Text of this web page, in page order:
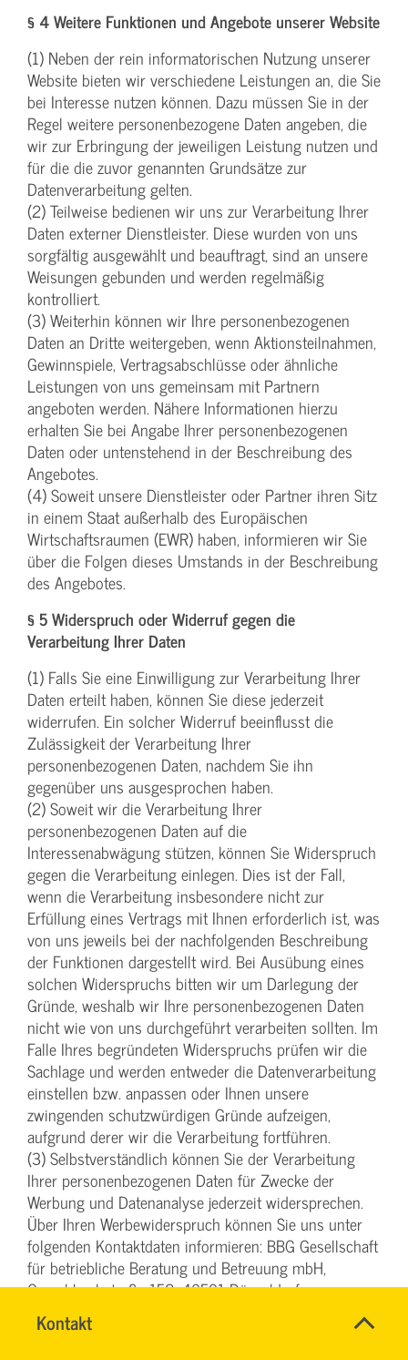
Kontakt
Name*
§ 4 Weitere Funktionen und Angebote unserer Website
(1) Neben der rein informatorischen Nutzung unserer
Website bieten wir verschiedene Leistungen an, die Sie
bei Interesse nutzen können. Dazu müssen Sie in der
Regel weitere personenbezogene Daten angeben, die
wir zur Erbringung der jeweiligen Leistung nutzen und
für die die zuvor genannten Grundsätze zur
Datenverarbeitung gelten.
(2) Teilweise bedienen wir uns zur Verarbeitung Ihrer
Daten externer Dienstleister. Diese wurden von uns
sorgfältig ausgewählt und beauftragt, sind an unsere
Weisungen gebunden und werden regelmäßig
kontrolliert.
(3) Weiterhin können wir Ihre personenbezogenen
Daten an Dritte weitergeben, wenn Aktionsteilnahmen,
Gewinnspiele, Vertragsabschlüsse oder ähnliche
Leistungen von uns gemeinsam mit Partnern
angeboten werden. Nähere Informationen hierzu
erhalten Sie bei Angabe Ihrer personenbezogenen
Daten oder untenstehend in der Beschreibung des
Angebotes.
(4) Soweit unsere Dienstleister oder Partner ihren Sitz
in einem Staat außerhalb des Europäischen
Wirtschaftsraumen (EWR) haben, informieren wir Sie
über die Folgen dieses Umstands in der Beschreibung
des Angebotes.
§ 5 Widerspruch oder Widerruf gegen die
Verarbeitung Ihrer Daten
(1) Falls Sie eine Einwilligung zur Verarbeitung Ihrer
Daten erteilt haben, können Sie diese jederzeit
widerrufen. Ein solcher Widerruf beeinflusst die
Zulässigkeit der Verarbeitung Ihrer
personenbezogenen Daten, nachdem Sie ihn
gegenüber uns ausgesprochen haben.
(2) Soweit wir die Verarbeitung Ihrer
personenbezogenen Daten auf die
Interessenabwägung stützen, können Sie Widerspruch
gegen die Verarbeitung einlegen. Dies ist der Fall,
wenn die Verarbeitung insbesondere nicht zur
Erfüllung eines Vertrags mit Ihnen erforderlich ist, was
von uns jeweils bei der nachfolgenden Beschreibung
der Funktionen dargestellt wird. Bei Ausübung eines
solchen Widerspruchs bitten wir um Darlegung der
Gründe, weshalb wir Ihre personenbezogenen Daten
nicht wie von uns durchgeführt verarbeiten sollten. Im
Falle Ihres begründeten Widerspruchs prüfen wir die
Sachlage und werden entweder die Datenverarbeitung
einstellen bzw. anpassen oder Ihnen unsere
zwingenden schutzwürdigen Gründe aufzeigen,
aufgrund derer wir die Verarbeitung fortführen.
(3) Selbstverständlich können Sie der Verarbeitung
Ihrer personenbezogenen Daten für Zwecke der
Werbung und Datenanalyse jederzeit widersprechen.
Über Ihren Werbewiderspruch können Sie uns unter
folgenden Kontaktdaten informieren: BBG Gesellschaft
für betriebliche Beratung und Betreuung mbH,
Oerschbachstraße 152, 40591 Düsseldorf,
datenschutz@bbg-svg.de.